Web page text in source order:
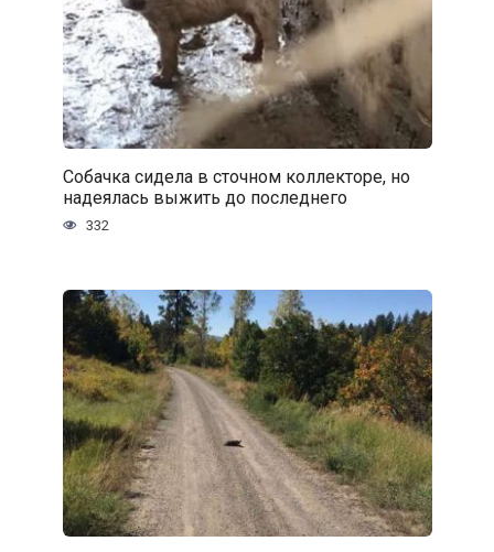
Собачка сидела в сточном коллекторе, но
надеялась выжить до последнего
332